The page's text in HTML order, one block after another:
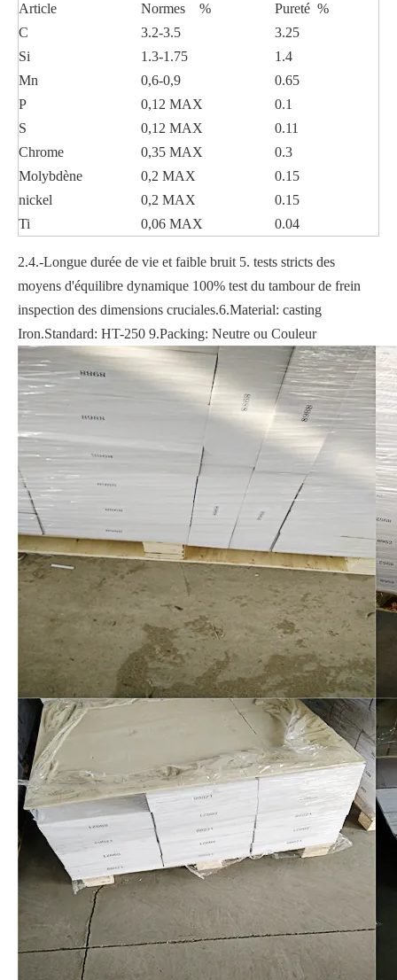
Article Normes %
Pureté %
C
3.2-3.5
3.25
Si
1.3-1.75
1.4
Mn
0,6-0,9
0.65
P
0,12 MAX
0.1
S
0,12 MAX
0.11
Chrome
0,35 MAX
0.3
Molybdène
0,2 MAX
0.15
nickel
0,2 MAX
0.15
Ti
0,06 MAX 0.04
2.4.-Longue durée de vie et faible bruit 5. tests stricts des
moyens d'équilibre dynamique 100% test du tambour de frein
inspection des dimensions cruciales.6.Material: casting
Iron.Standard: HT-250 9.Packing: Neutre ou Couleur